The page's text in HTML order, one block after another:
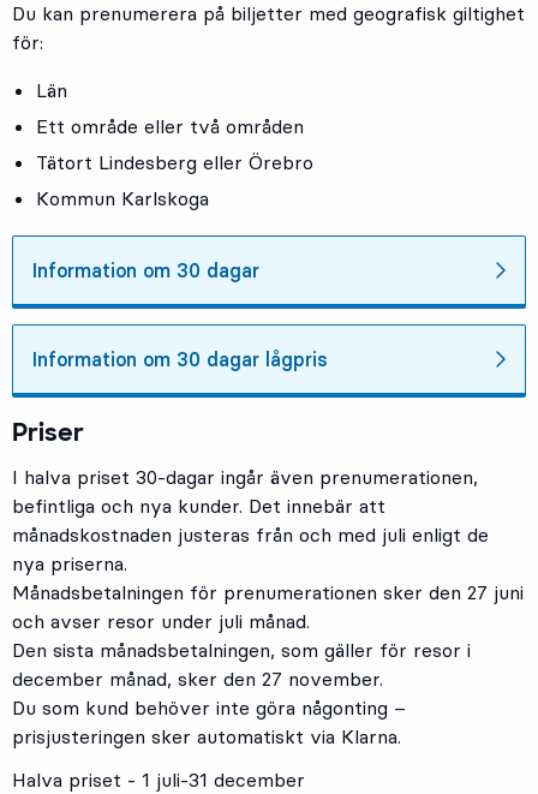
Du kan prenumerera på biljetter med geografisk giltighet
för:
Län
Ett område eller två områden
Tätort Lindesberg eller Örebro
Kommun Karlskoga
Information om 30 dagar
Information om 30 dagar lågpris
Priser
I halva priset 30-dagar ingår även prenumerationen,
befintliga och nya kunder. Det innebär att
månadskostnaden justeras från och med juli enligt de
nya priserna.
Månadsbetalningen för prenumerationen sker den 27 juni
och avser resor under juli månad.
Den sista månadsbetalningen, som gäller för resor i
december månad, sker den 27 november.
Du som kund behöver inte göra någonting –
prisjusteringen sker automatiskt via Klarna.
Halva priset - 1 juli-31 december